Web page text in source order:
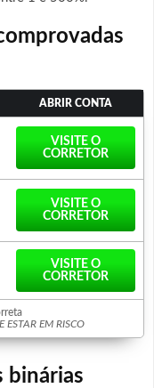
ABRIR CONTA
VISITE O
CORRETOR
VISITE O
CORRETOR
VISITE O
CORRETOR
ESTAR EM RISCO
binárias